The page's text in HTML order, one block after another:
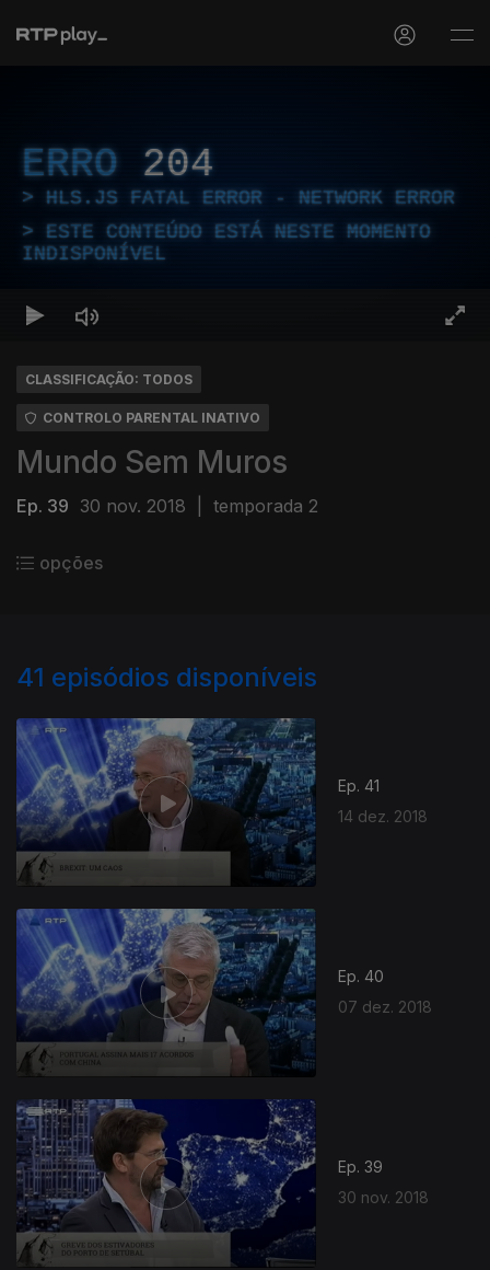
ERRO 204
HLS.JS FATAL ERROR - NETWORK ERROR
ESTE CONTEÚDO ESTÁ NESTE MOMENTO
INDISPONÍVEL
CLASSIFICAÇÃO: TODOS
CONTROLO PARENTAL INATIVO
Mundo Sem Muros
Ep. 39 30 nov. 2018 temporada 2
opções
41 episódios disponíveis
Ep. 41
14 dez. 2018
Ep. 40
07 dez. 2018
Ep. 39
30 nov. 2018